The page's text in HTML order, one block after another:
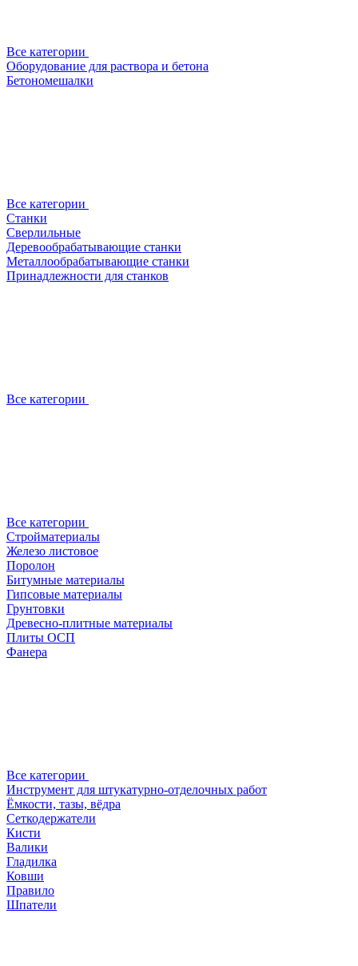
Все категории
Оборудование для раствора и бетона
Бетономешалки
Все категории
Станки
Сверлильные
Деревообрабатывающие станки
Металлообрабатывающие станки
Принадлежности для станков
Все категории
Все категории
Стройматериалы
Железо листовое
Поролон
Битумные материалы
Гипсовые материалы
Грунтовки
Древесно-плитные материалы
Плиты ОСП
Фанера
Все категории
Инструмент для штукатурно-отделочных работ
Ёмкости, тазы, вёдра
Сеткодержатели
Кисти
Валики
Гладилка
Ковши
Правило
Шпатели